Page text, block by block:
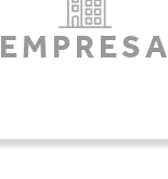
EMPRESA